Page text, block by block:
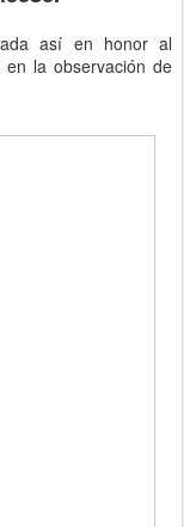
así en honor al
en la observación de